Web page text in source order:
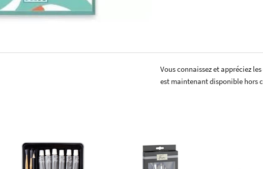
Vous connaissez et appréciez
est maintenant disponible hors